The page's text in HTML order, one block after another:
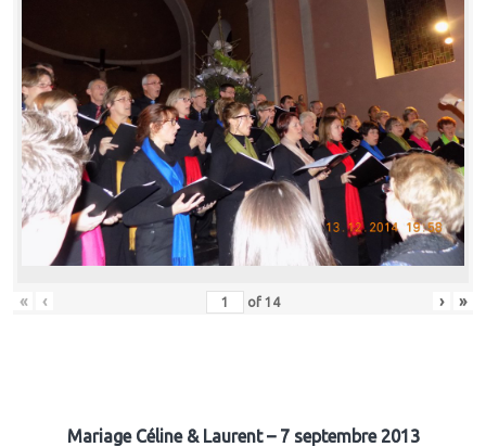
« ‹ of 14 › »
Mariage Céline & Laurent – 7 septembre 2013